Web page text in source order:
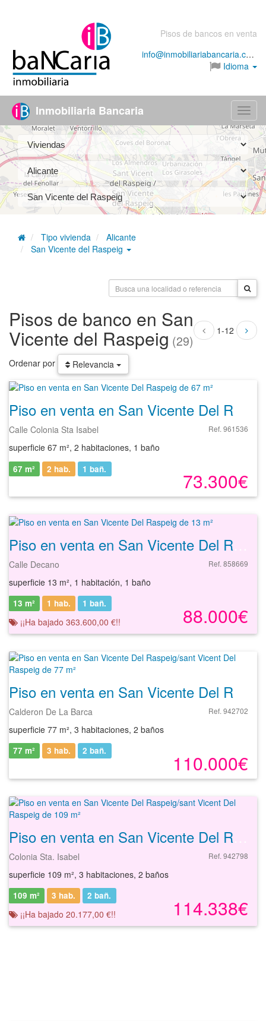
Pisos de bancos en venta
info@inmobiliariabancaria.com
Idioma
Menú
Inmobiliaria Bancaria
Tipo vivienda
Alicante
San Vicente del Raspeig
1-12
Pisos de banco en San
Vicente del Raspeig (29)
Ordenar por Relevancia
Calle Colonia Sta Isabel Ref. 961536
superficie 67 m², 2 habitaciones, 1 baño
73.300€
67 m² 2 hab. 1 bañ.
Calle Decano Ref. 858669
superficie 13 m², 1 habitación, 1 baño
88.000€
13 m² 1 hab. 1 bañ.
¡¡Ha bajado 363.600,00 €!!
Calderon De La Barca Ref. 942702
superficie 77 m², 3 habitaciones, 2 baños
110.000€
77 m² 3 hab. 2 bañ.
Colonia Sta. Isabel Ref. 942798
superficie 109 m², 3 habitaciones, 2 baños
114.338€
109 m² 3 hab. 2 bañ.
¡¡Ha bajado 20.177,00 €!!